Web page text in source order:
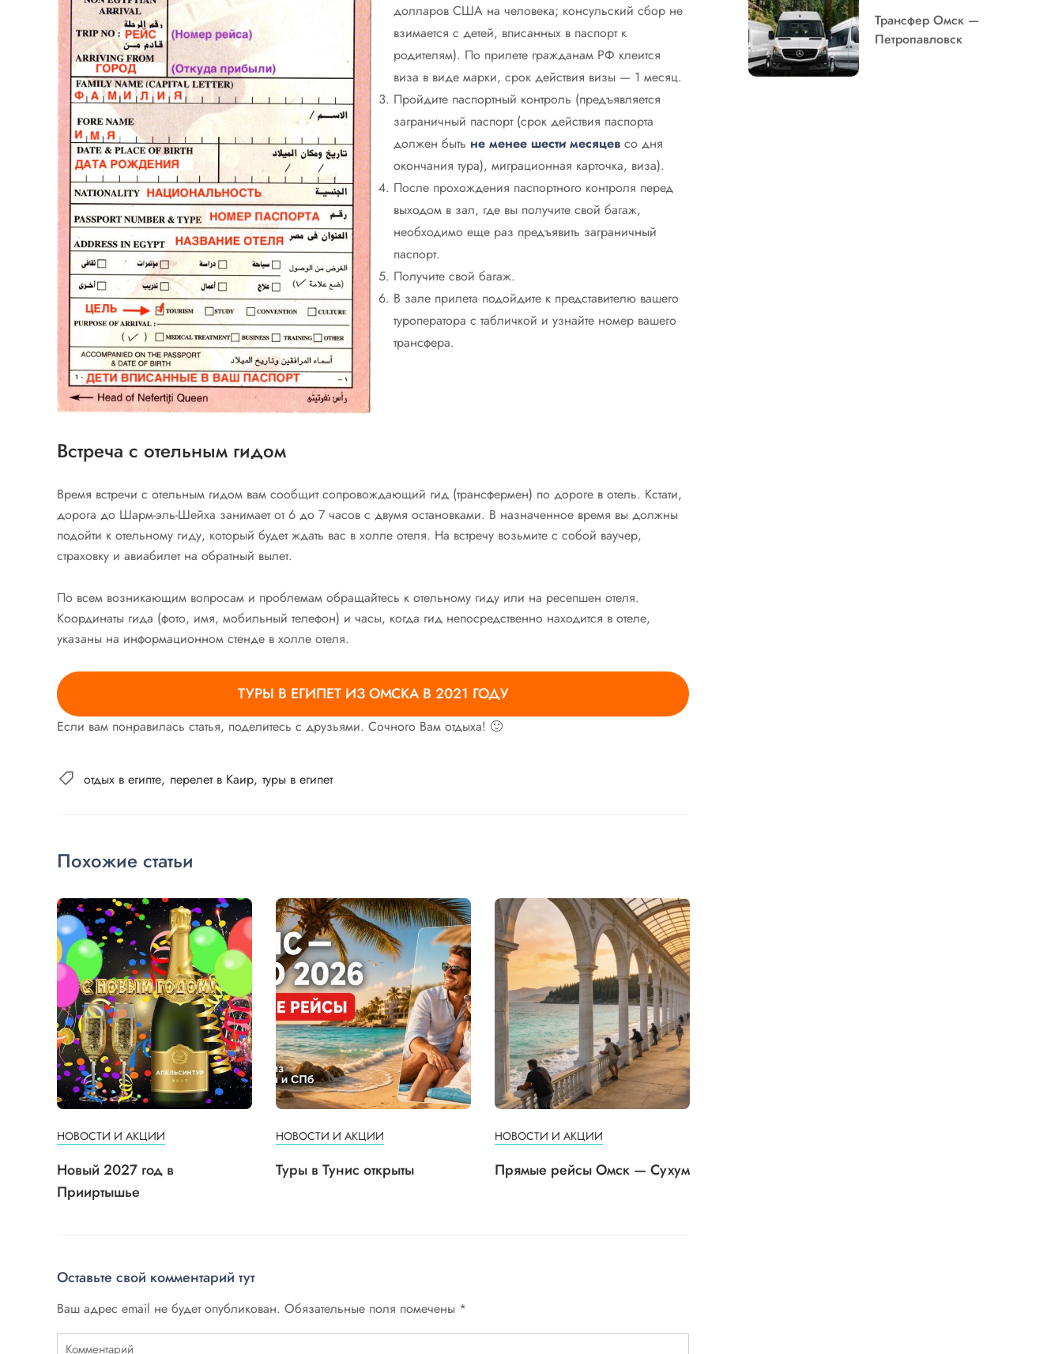
долларов США на человека; консульский сбор не
взимается с детей, вписанных в паспорт к
родителям). По прилете гражданам РФ клеится
виза в виде марки, срок действия визы — 1 месяц.
Пройдите паспортный контроль (предъявляется
заграничный паспорт (срок действия паспорта
должен быть не менее шести месяцев со дня
окончания тура), миграционная карточка, виза).
После прохождения паспортного контроля перед
выходом в зал, где вы получите свой багаж,
необходимо еще раз предъявить заграничный
паспорт.
Получите свой багаж.
В зале прилета подойдите к представителю вашего
туроператора с табличкой и узнайте номер вашего
трансфера.
Встреча с отельным гидом
Время встречи с отельным гидом вам сообщит сопровождающий гид (трансфермен) по дороге в отель. Кстати,
дорога до Шарм-эль-Шейха занимает от 6 до 7 часов с двумя остановками. В назначенное время вы должны
подойти к отельному гиду, который будет ждать вас в холле отеля. На встречу возьмите с собой ваучер,
страховку и авиабилет на обратный вылет.
По всем возникающим вопросам и проблемам обращайтесь к отельному гиду или на ресепшен отеля.
Координаты гида (фото, имя, мобильный телефон) и часы, когда гид непосредственно находится в отеле,
указаны на информационном стенде в холле отеля.
ТУРЫ В ЕГИПЕТ ИЗ ОМСКА В 2021 ГОДУ
Если вам понравилась статья, поделитесь с друзьями. Сочного Вам отдыха! 🙂
отдых в египте перелет в Каир туры в египет
Похожие статьи
НОВОСТИ И АКЦИИ
Новый 2027 год в
Прииртышье
НОВОСТИ И АКЦИИ
Туры в Тунис открыты
НОВОСТИ И АКЦИИ
Прямые рейсы Омск — Сухум
Оставьте свой комментарий тут
Ваш адрес email не будет опубликован. Обязательные поля помечены *
Трансфер Омск —
Петропавловск